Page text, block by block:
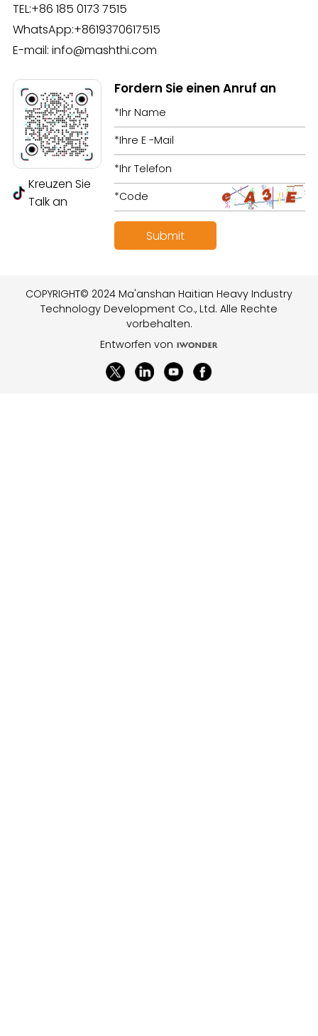
TEL:+86 185 0173 7515
WhatsApp:+8619370617515
E-mail: info@mashthi.com
Kreuzen Sie
Talk an
Fordern Sie einen Anruf an
COPYRIGHT© 2024 Ma'anshan Haitian Heavy Industry
Technology Development Co., Ltd. Alle Rechte
vorbehalten.
Entworfen von